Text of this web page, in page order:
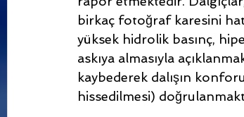
birkaç fotoğraf karesini
yüksek hidrolik basınç,
askıya almasıyla
kaybederek dalışın
hissedilmesi)